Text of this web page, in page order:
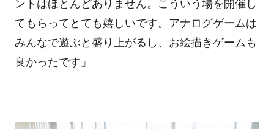
ントはほとんどありません。こういう場を開催し
てもらってとても嬉しいです。アナログゲームは
みんなで遊ぶと盛り上がるし、お絵描きゲームも
良かったです」